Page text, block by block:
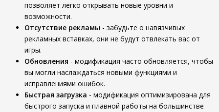
позволяет легко открывать новые уровни и
возможности.
Отсутствие рекламы - забудьте о навязчивых
рекламных вставках, они не будут отвлекать вас от
игры.
Обновления - модификация часто обновляется, чтобы
вы могли наслаждаться новыми функциями и
исправлениями ошибок.
Быстрая загрузка - модификация оптимизирована для
быстрого запуска и плавной работы на большинстве